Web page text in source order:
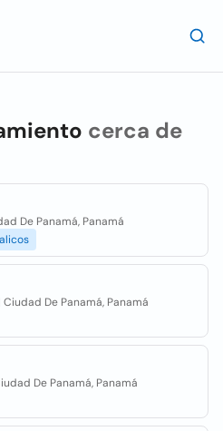
cerca de
De Panamá, Panamá
De Panamá, Panamá
De Panamá, Panamá